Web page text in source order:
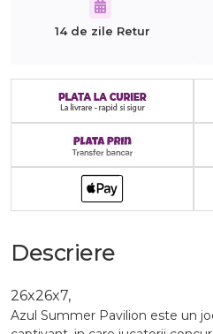
14 de zile Retur
Descriere
26x26x7,
Azul Summer Pavilion este un